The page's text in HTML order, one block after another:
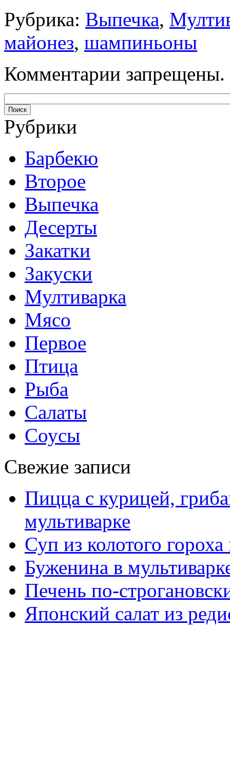
Рубрика: Выпечка,
майонез, шампиньоны
Комментарии запрещены.
Рубрики
Барбекю
Второе
Выпечка
Десерты
Закатки
Закуски
Мултиварка
Мясо
Первое
Птица
Рыба
Салаты
Соусы
Свежие записи
Пицца с курицей,
мультиварке
Суп из колотого
Буженина в
Печень по-
Японский салат из